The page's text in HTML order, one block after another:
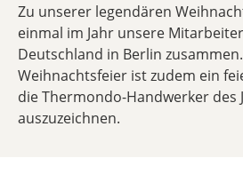
Zu unserer legendären
einmal im Jahr unsere
Deutschland in Berlin
Weihnachtsfeier ist zudem ein
die Thermondo-Handwerker des
auszuzeichnen.